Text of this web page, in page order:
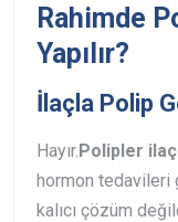
Rahimde
Yapılır?
İlaçla Polip
Hayır.Polipler
hormon tedavileri
kalıcı çözüm